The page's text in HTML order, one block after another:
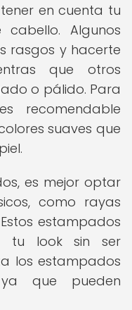
en cuenta tu
Algunos
rasgos y hacerte
que otros
o pálido. Para
recomendable
suaves que
es mejor optar
como rayas
estampados
tu look sin ser
los estampados
que pueden